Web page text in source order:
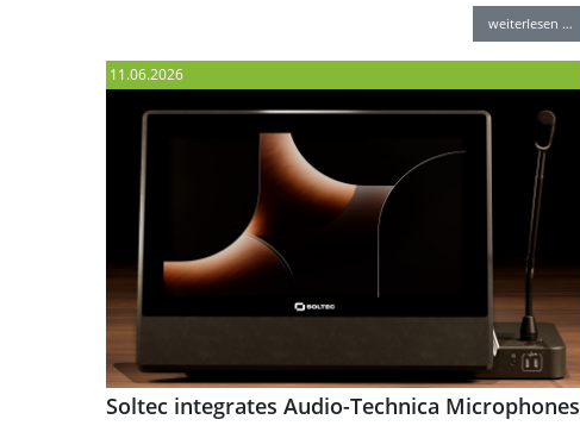
weiterlesen …
11.06.2026
Soltec integrates Audio-Technica Microphones